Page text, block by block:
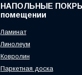
НАПОЛЬНЫЕ
помещении
Ламинат
Линолеум
Ковролин
Паркетная доска